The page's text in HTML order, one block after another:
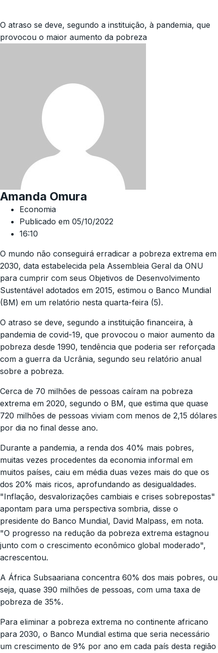
O atraso se deve, segundo a instituição, à pandemia, que
provocou o maior aumento da pobreza
Amanda Omura
Economia
Publicado em 05/10/2022
16:10
O mundo não conseguirá erradicar a pobreza extrema em
2030, data estabelecida pela Assembleia Geral da ONU
para cumprir com seus Objetivos de Desenvolvimento
Sustentável adotados em 2015, estimou o Banco Mundial
(BM) em um relatório nesta quarta-feira (5).
O atraso se deve, segundo a instituição financeira, à
pandemia de covid-19, que provocou o maior aumento da
pobreza desde 1990, tendência que poderia ser reforçada
com a guerra da Ucrânia, segundo seu relatório anual
sobre a pobreza.
Cerca de 70 milhões de pessoas caíram na pobreza
extrema em 2020, segundo o BM, que estima que quase
720 milhões de pessoas viviam com menos de 2,15 dólares
por dia no final desse ano.
Durante a pandemia, a renda dos 40% mais pobres,
muitas vezes procedentes da economia informal em
muitos países, caiu em média duas vezes mais do que os
dos 20% mais ricos, aprofundando as desigualdades.
"Inflação, desvalorizações cambiais e crises sobrepostas"
apontam para uma perspectiva sombria, disse o
presidente do Banco Mundial, David Malpass, em nota.
"O progresso na redução da pobreza extrema estagnou
junto com o crescimento econômico global moderado",
acrescentou.
A África Subsaariana concentra 60% dos mais pobres, ou
seja, quase 390 milhões de pessoas, com uma taxa de
pobreza de 35%.
Para eliminar a pobreza extrema no continente africano
para 2030, o Banco Mundial estima que seria necessário
um crescimento de 9% por ano em cada país desta região